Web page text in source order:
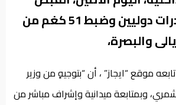
على تاجري مخدرات دوليين وضبط 51 كغم من
والبصرة،
موقع “ايجاز” ، أن “بتوجيهٍ من وزير
وبمتابعة ميدانية وإشراف مباشر من